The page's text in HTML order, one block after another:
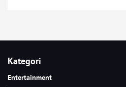
Kategori
Entertainment